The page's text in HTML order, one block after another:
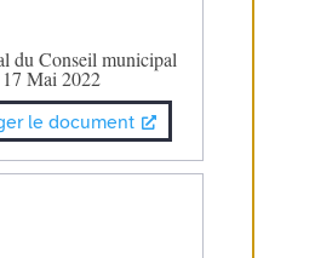
du Conseil municipal
Mai 2022
le document